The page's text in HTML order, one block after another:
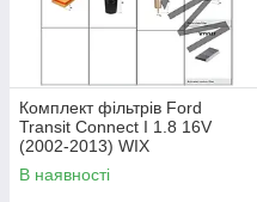
Комплект фільтрів Ford
Transit Connect I 1.8 16V
(2002-2013) WIX
В наявності